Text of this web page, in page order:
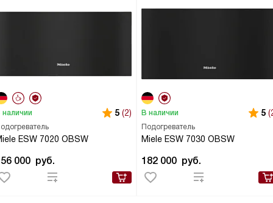
ESW 7020 OBSW
наличии 5 (2)
000 руб.
Подогреватель
Miele ESW 7030 OBSW
В наличии 5
182 000 руб.